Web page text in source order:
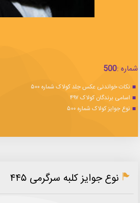
شماره :500
نکات خواندنی عکس جلد کولاک شماره ۵۰۰
اسامی برندگان کولاک ۴۹۷
نوع جوایز کولاک شماره ۵۰۰
نوع جوایز کلبه سرگرمی ۴۴۵